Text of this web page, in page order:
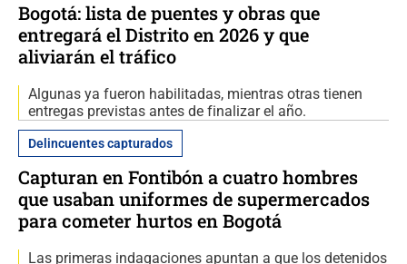
Bogotá: lista de puentes y obras que
entregará el Distrito en 2026 y que
aliviarán el tráfico
Algunas ya fueron habilitadas, mientras otras tienen
entregas previstas antes de finalizar el año.
Delincuentes capturados
Capturan en Fontibón a cuatro hombres
que usaban uniformes de supermercados
para cometer hurtos en Bogotá
Las primeras indagaciones apuntan a que los detenidos